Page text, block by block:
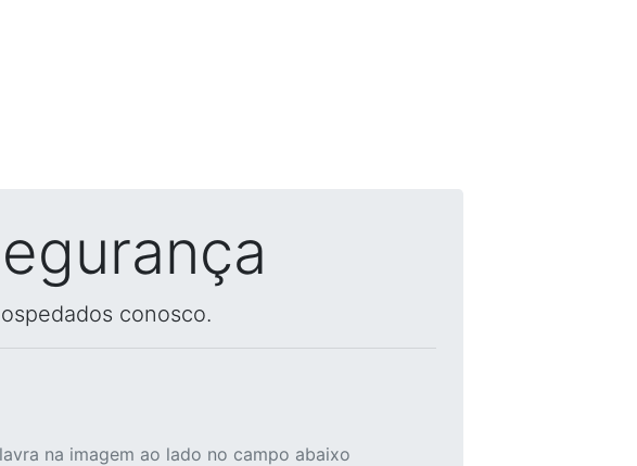
conosco.
na imagem ao lado no campo abaixo